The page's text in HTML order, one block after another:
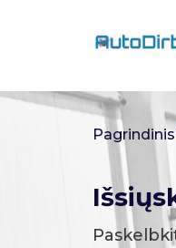
Pagrindinis